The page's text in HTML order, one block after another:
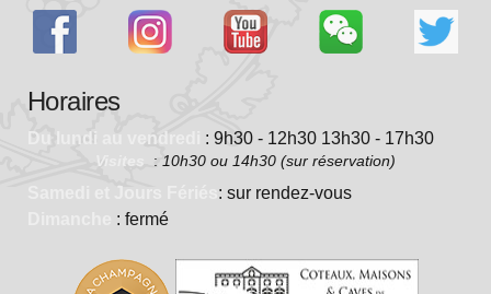
Horaires
Du lundi au vendredi : 9h30 - 12h30 13h30 - 17h30
Visites : 10h30 ou 14h30 (sur réservation)
Samedi et Jours Fériés : sur rendez-vous
: fermé